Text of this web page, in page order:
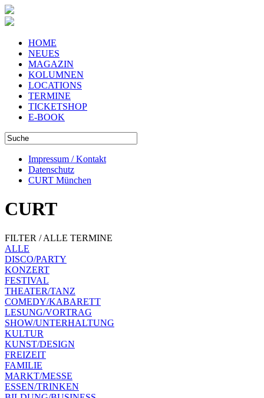
HOME
NEUES
MAGAZIN
KOLUMNEN
LOCATIONS
TERMINE
TICKETSHOP
E-BOOK
Impressum / Kontakt
Datenschutz
CURT München
CURT
FILTER / ALLE TERMINE
ALLE
DISCO/PARTY
KONZERT
FESTIVAL
THEATER/TANZ
COMEDY/KABARETT
LESUNG/VORTRAG
SHOW/UNTERHALTUNG
KULTUR
KUNST/DESIGN
FREIZEIT
FAMILIE
MARKT/MESSE
ESSEN/TRINKEN